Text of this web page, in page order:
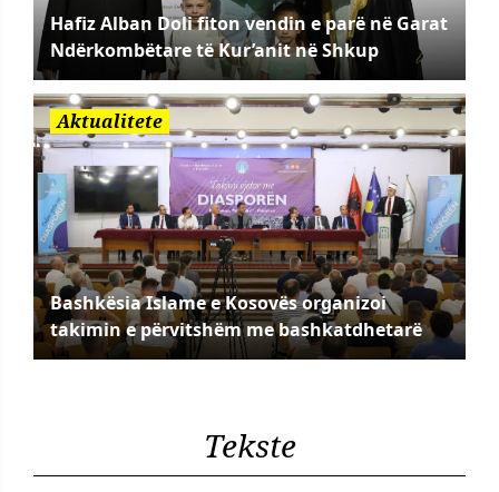
Hafiz Alban Doli fiton vendin e parë në Garat
Ndërkombëtare të Kur’anit në Shkup
Aktualitete
Bashkësia Islame e Kosovës organizoi
takimin e përvitshëm me bashkatdhetarë
Tekste